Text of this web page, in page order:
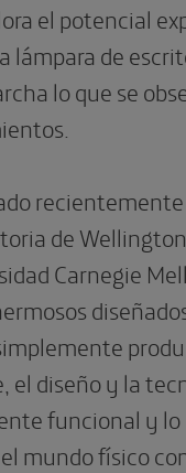
el potencial
de
lo que se
de
Carnegie
el diseño y la
funcional y lo
mundo físico